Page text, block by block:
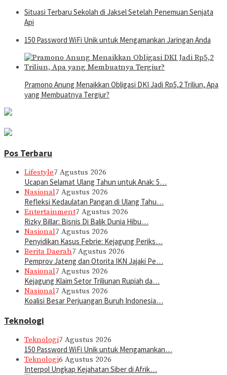
Situasi Terbaru Sekolah di Jaksel Setelah Penemuan Senjata
Api
150 Password WiFi Unik untuk Mengamankan Jaringan Anda
Pramono Anung Menaikkan Obligasi DKI Jadi Rp5,2 Triliun, Apa
yang Membuatnya Tergiur?
Pos Terbaru
Lifestyle7 Agustus 2026
Ucapan Selamat Ulang Tahun untuk Anak: 5…
Nasional7 Agustus 2026
Refleksi Kedaulatan Pangan di Ulang Tahu…
Entertainment7 Agustus 2026
Rizky Billar: Bisnis Di Balik Dunia Hibu…
Nasional7 Agustus 2026
Penyidikan Kasus Febrie: Kejagung Periks…
Berita Daerah7 Agustus 2026
Pemprov Jateng dan Otorita IKN Jajaki Pe…
Nasional7 Agustus 2026
Kejagung Klaim Setor Triliunan Rupiah da…
Nasional7 Agustus 2026
Koalisi Besar Perjuangan Buruh Indonesia…
Teknologi
Teknologi7 Agustus 2026
150 Password WiFi Unik untuk Mengamankan…
Teknologi6 Agustus 2026
Interpol Ungkap Kejahatan Siber di Afrik…